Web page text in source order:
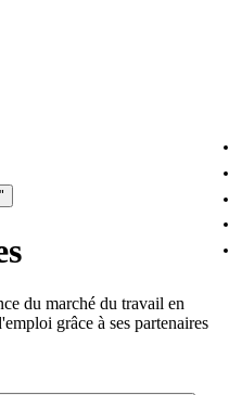
du marché du travail en
grâce à ses partenaires